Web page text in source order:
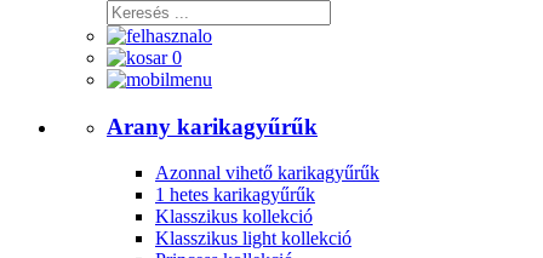
0
Arany karikagyűrűk
Azonnal vihető karikagyűrűk
1 hetes karikagyűrűk
Klasszikus kollekció
Klasszikus light kollekció